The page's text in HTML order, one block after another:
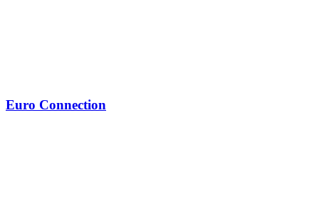
Euro Connection